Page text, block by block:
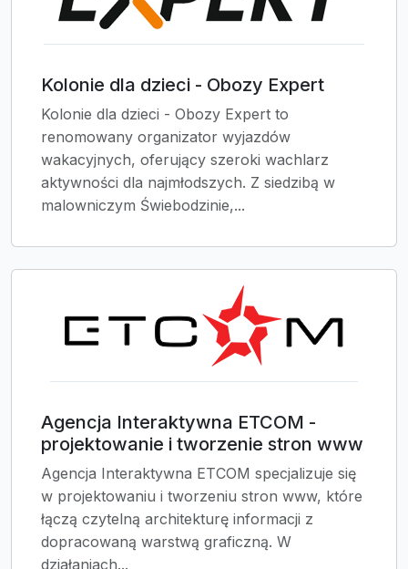
Kolonie dla dzieci - Obozy Expert
Kolonie dla dzieci - Obozy Expert to
renomowany organizator wyjazdów
wakacyjnych, oferujący szeroki wachlarz
aktywności dla najmłodszych. Z siedzibą w
malowniczym Świebodzinie,...
Agencja Interaktywna ETCOM -
projektowanie i tworzenie stron www
Agencja Interaktywna ETCOM specjalizuje się
w projektowaniu i tworzeniu stron www, które
łączą czytelną architekturę informacji z
dopracowaną warstwą graficzną. W
działaniach...